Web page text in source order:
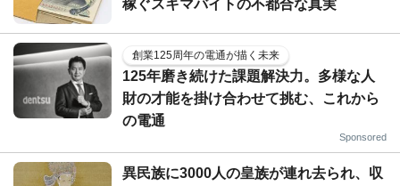
稼ぐスキマバイトの不都合な真実
創業125周年の電通が描く未来
125年磨き続けた課題解決力。多様な人
財の才能を掛け合わせて挑む、これから
の電通
Sponsored
異民族に3000人の皇族が連れ去られ、収